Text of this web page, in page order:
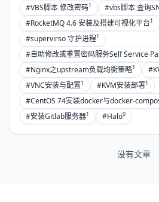
#VBS脚本 修改密码1 #vbs脚本 查询
#RocketMQ 4.6 安装及搭建可视化平台1
#supervirso 守护进程1
#自助修改或重置密码服务Self Service
#Nginx之upstream负载均衡策略1
#VNC安装与配置1 #KVM安装部署1
#CentOS 74安装docker与docker-
#安装Gitlab服务器1 #Halo0
没有文章